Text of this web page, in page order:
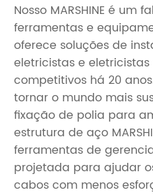
Nosso MARSHINE é um
ferramentas e
oferece soluções de
eletricistas e
competitivos há 20
tornar o mundo mais
fixação de polia para
estrutura de aço
ferramentas de
projetada para ajudar
cabos com menos